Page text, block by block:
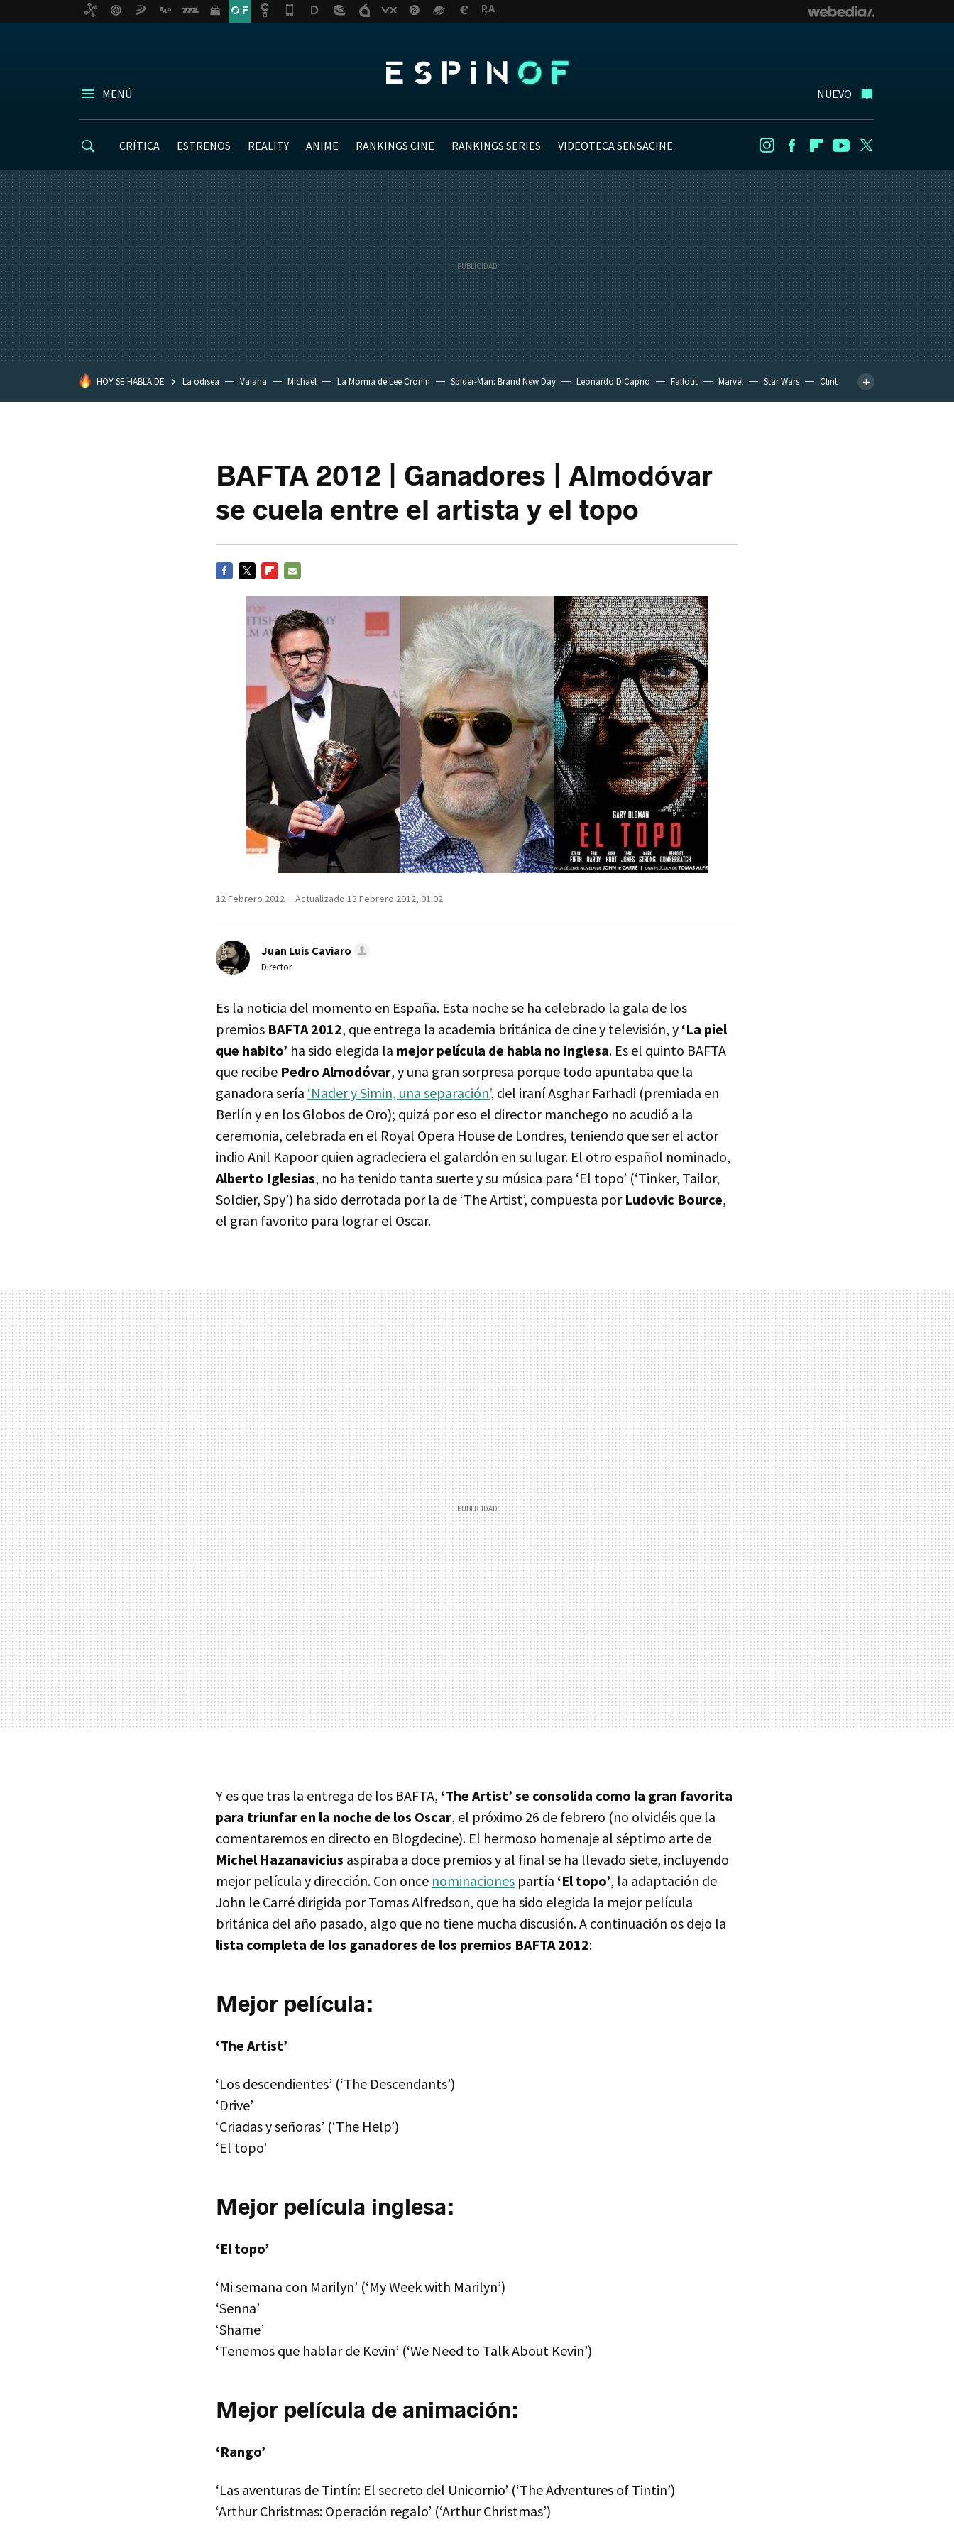
MENÚ NUEVO
CRÍTICA ESTRENOS REALITY ANIME RANKINGS CINE RANKINGS SERIES VIDEOTECA SENSACINE InstagramFacebookFlipboard
Youtube
HOY SE HABLA DE La odisea Vaiana Michael La Momia de Lee Cronin Spider-Man: Brand New Day Leonardo DiCaprio Fallout Marvel Star Wars
Clint
BAFTA 2012 | Ganadores | Almodóvar
se cuela entre el artista y el topo
12 Febrero 2012 Actualizado 13 Febrero 2012, 01:02
Juan Luis Caviaro
Director
Es la noticia del momento en España. Esta noche se ha celebrado la gala de los
premios BAFTA2012, que entrega la academia británica de cine y televisión, y ‘La piel
que habito’ ha sido elegida la mejor película de habla no inglesa. Es el quinto BAFTA
que recibe Pedro Almodóvar, y una gran sorpresa porque todo apuntaba que la
ganadora sería ‘Nader y Simin, una separación’, del iraní Asghar Farhadi (premiada en
Berlín y en los Globos de Oro); quizá por eso el director manchego no acudió a la
ceremonia, celebrada en el Royal Opera House de Londres, teniendo que ser el actor
indio Anil Kapoor quien agradeciera el galardón en su lugar. El otro español nominado,
Alberto Iglesias, no ha tenido tanta suerte y su música para ‘El topo’ (‘Tinker, Tailor,
Soldier, Spy’) ha sido derrotada por la de ‘The Artist’, compuesta por Ludovic Bource,
el gran favorito para lograr el Oscar.
Y es que tras la entrega de los BAFTA, ‘The Artist’ se consolida como la gran favorita
para triunfar en la noche de los Oscar, el próximo 26 de febrero (no olvidéis que la
comentaremos en directo en Blogdecine). El hermoso homenaje al séptimo arte de
Michel Hazanavicius aspiraba a doce premios y al final se ha llevado siete, incluyendo
mejor película y dirección. Con once nominaciones partía ‘El topo’, la adaptación de
John le Carré dirigida por Tomas Alfredson, que ha sido elegida la mejor película
británica del año pasado, algo que no tiene mucha discusión. A continuación os dejo la
lista completa de los ganadores de los premios BAFTA2012:
Mejor película:
‘The Artist’
‘Los descendientes’ (‘The Descendants’)
‘Drive’
‘Criadas y señoras’ (‘The Help’)
‘El topo’
Mejor película inglesa:
‘El topo’
‘Mi semana con Marilyn’ (‘My Week with Marilyn’)
‘Senna’
‘Shame’
‘Tenemos que hablar de Kevin’ (‘We Need to Talk About Kevin’)
Mejor película de animación:
‘Rango’
‘Las aventuras de Tintín: El secreto del Unicornio’ (‘The Adventures of Tintin’)
‘Arthur Christmas: Operación regalo’ (‘Arthur Christmas’)